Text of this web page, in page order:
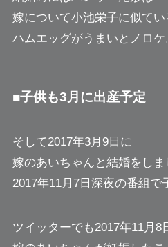
嫁について小池栄子に似てい
ハムエッグがうまいとノロケ
■子供も3月に出産予定
そして2017年3月9日に
嫁のあいちゃんと結婚をしま
2017年11月7日深夜の番組で
ツイッターでも2017年11月8